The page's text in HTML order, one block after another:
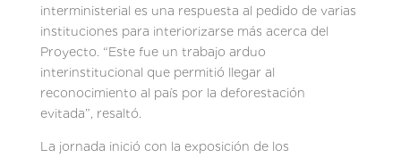
interministerial es una respuesta al pedido de varias
instituciones para interiorizarse más acerca del
Proyecto. “Este fue un trabajo arduo
interinstitucional que permitió llegar al
reconocimiento al país por la deforestación
evitada”, resaltó.
La jornada inició con la exposición de los